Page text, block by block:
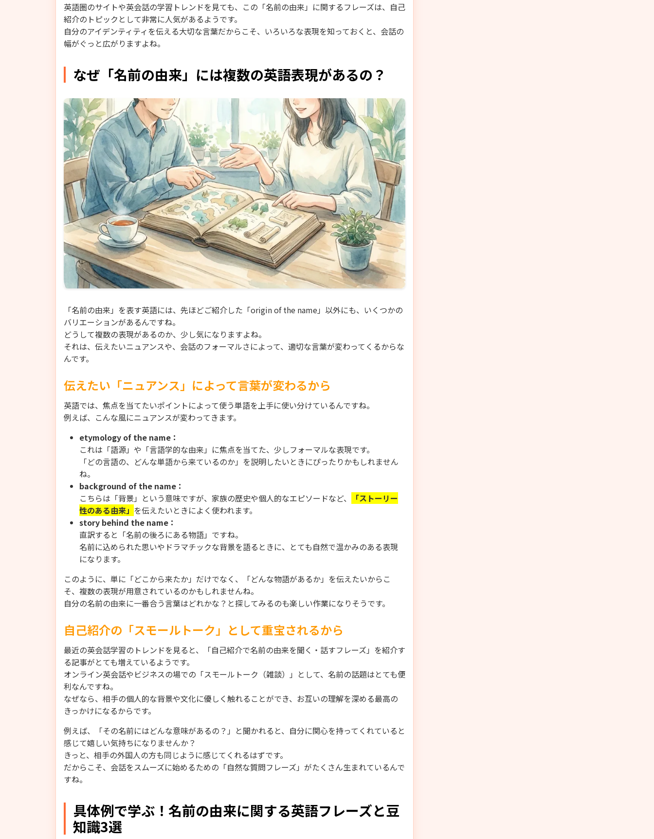
英語圏のサイトや英会話の学習トレンドを見ても、この「名前の由来」に関するフレーズは、自己
紹介のトピックとして非常に人気があるようです。
自分のアイデンティティを伝える大切な言葉だからこそ、いろいろな表現を知っておくと、会話の
幅がぐっと広がりますよね。
なぜ「名前の由来」には複数の英語表現があるの？
「名前の由来」を表す英語には、先ほどご紹介した「origin of the name」以外にも、いくつかの
バリエーションがあるんですね。
どうして複数の表現があるのか、少し気になりますよね。
それは、伝えたいニュアンスや、会話のフォーマルさによって、適切な言葉が変わってくるからな
んです。
伝えたい「ニュアンス」によって言葉が変わるから
英語では、焦点を当てたいポイントによって使う単語を上手に使い分けているんですね。
例えば、こんな風にニュアンスが変わってきます。
etymology of the name：
これは「語源」や「言語学的な由来」に焦点を当てた、少しフォーマルな表現です。
「どの言語の、どんな単語から来ているのか」を説明したいときにぴったりかもしれません
ね。
background of the name：
こちらは「背景」という意味ですが、家族の歴史や個人的なエピソードなど、
「ストーリー
性のある由来」 を伝えたいときによく使われます。
story behind the name：
直訳すると「名前の後ろにある物語」ですね。
名前に込められた思いやドラマチックな背景を語るときに、とても自然で温かみのある表現
になります。
このように、単に「どこから来たか」だけでなく、「どんな物語があるか」を伝えたいからこ
そ、複数の表現が用意されているのかもしれませんね。
自分の名前の由来に一番合う言葉はどれかな？と探してみるのも楽しい作業になりそうです。
自己紹介の「スモールトーク」として重宝されるから
最近の英会話学習のトレンドを見ると、「自己紹介で名前の由来を聞く・話すフレーズ」を紹介す
る記事がとても増えているようです。
オンライン英会話やビジネスの場での「スモールトーク（雑談）」として、名前の話題はとても便
利なんですね。
なぜなら、相手の個人的な背景や文化に優しく触れることができ、お互いの理解を深める最高の
きっかけになるからです。
例えば、「その名前にはどんな意味があるの？」と聞かれると、自分に関心を持ってくれていると
感じて嬉しい気持ちになりませんか？
きっと、相手の外国人の方も同じように感じてくれるはずです。
だからこそ、会話をスムーズに始めるための「自然な質問フレーズ」がたくさん生まれているんで
すね。
具体例で学ぶ！名前の由来に関する英語フレーズと豆
知識3選